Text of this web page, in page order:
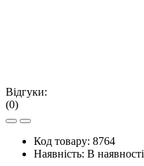
Відгуки:
(0)
Код товару: 8764
Наявність: В наявності